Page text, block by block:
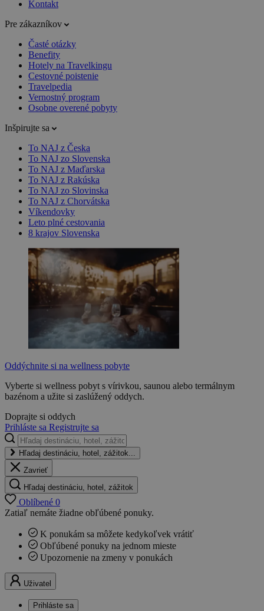
Kontakt
Pre zákazníkov
Časté otázky
Benefity
Hotely na Travelkingu
Cestovné poistenie
Travelpedia
Vernostný program
Osobne overené pobyty
Inšpirujte sa
To NAJ z Česka
To NAJ zo Slovenska
To NAJ z Maďarska
To NAJ z Rakúska
To NAJ zo Slovinska
To NAJ z Chorvátska
Víkendovky
Leto plné cestovania
8 krajov Slovenska
Oddýchnite si na wellness pobyte
Vyberte si wellness pobyt s vírivkou, saunou alebo termálnym
bazénom a užite si zaslúžený oddych.
Doprajte si oddych
Prihláste sa Registrujte sa
Hľadaj destináciu, hotel, zážitok...
Zavrieť
Hľadaj destináciu, hotel, zážitok
Oblíbené 0
Zatiaľ nemáte žiadne obľúbené ponuky.
K ponukám sa môžete kedykoľvek vrátiť
Obľúbené ponuky na jednom mieste
Upozornenie na zmeny v ponukách
Uživatel
Prihláste sa